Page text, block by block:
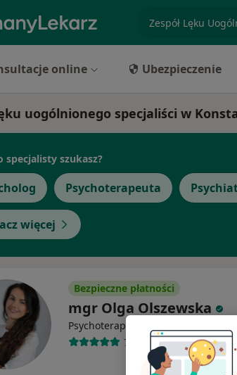
specjalizacja,
online Ubezpieczenie
uogólnionego specjaliści w
specjalisty szukasz?
Psychoterapeuta
więcej
Bezpieczne płatności
mgr Olga Olszewska
Psychoterapeuta
7 opinii